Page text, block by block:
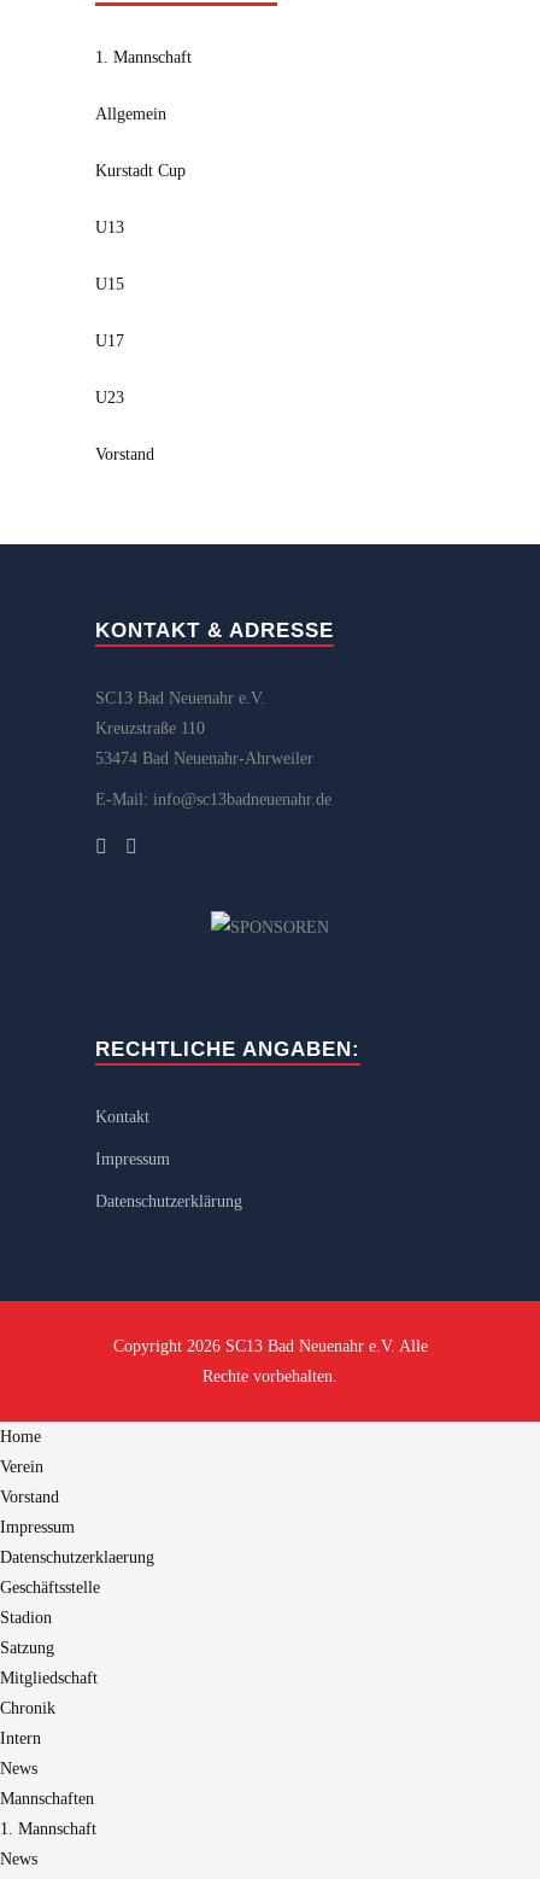
1. Mannschaft
Allgemein
Kurstadt Cup
U13
U15
U17
U23
Vorstand
KONTAKT & ADRESSE
SC13 Bad Neuenahr e.V.
Kreuzstraße 110
53474 Bad Neuenahr-Ahrweiler
E-Mail: info@sc13badneuenahr.de
RECHTLICHE ANGABEN:
Kontakt
Impressum
Datenschutzerklärung
Copyright 2026 SC13 Bad Neuenahr e.V. Alle
Rechte vorbehalten.
Home
Verein
Vorstand
Impressum
Datenschutzerklaerung
Geschäftsstelle
Stadion
Satzung
Mitgliedschaft
Chronik
Intern
News
Mannschaften
1. Mannschaft
News